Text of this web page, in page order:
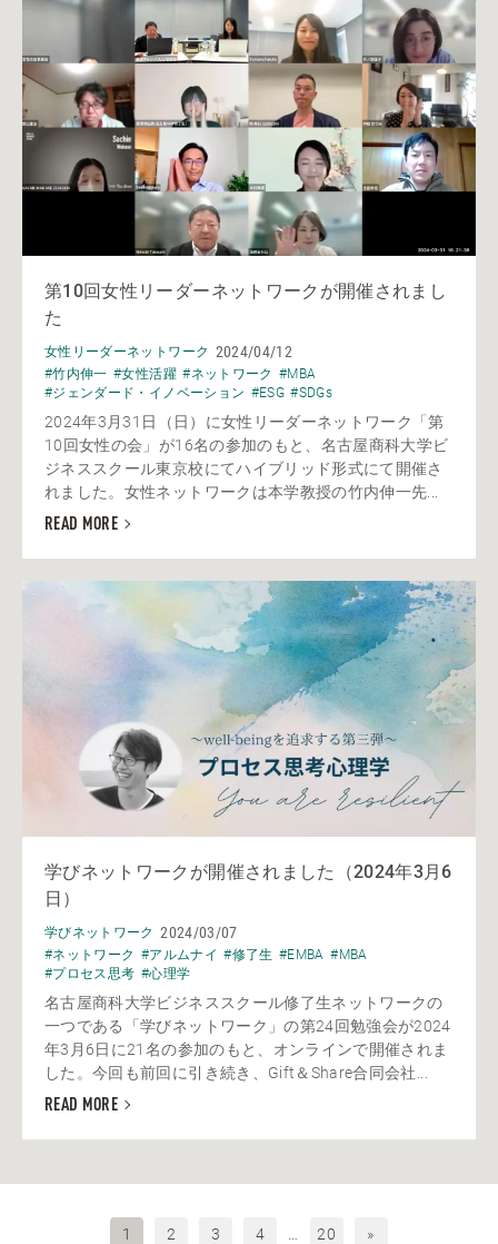
第10回女性リーダーネットワークが開催されまし
た
女性リーダーネットワーク 2024/04/12
#竹内伸一 #女性活躍 #ネットワーク #MBA
#ジェンダード・イノベーション #ESG #SDGs
2024年3月31日（日）に女性リーダーネットワーク「第
10回女性の会」が16名の参加のもと、名古屋商科大学ビ
ジネススクール東京校にてハイブリッド形式にて開催さ
れました。女性ネットワークは本学教授の竹内伸一先...
READ MORE
学びネットワークが開催されました（2024年3月6
日）
学びネットワーク 2024/03/07
#ネットワーク #アルムナイ #修了生 #EMBA #MBA
#プロセス思考 #心理学
名古屋商科大学ビジネススクール修了生ネットワークの
一つである「学びネットワーク」の第24回勉強会が2024
年3月6日に21名の参加のもと、オンラインで開催されま
した。今回も前回に引き続き、Gift＆Share合同会社...
READ MORE
1 2 3 4 … 20 »